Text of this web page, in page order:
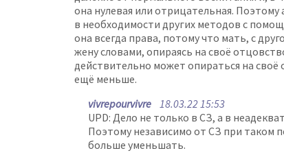
она нулевая или отрицательная.
в необходимости других методов с
она всегда права, потому что мать, с
жену словами, опираясь на своё
действительно может опираться на своё
ещё меньше.
vivrepourvivre 18.03.22 15:53
UPD: Дело не только в СЗ, а в
Поэтому независимо от СЗ при таком
больше уменьшать.